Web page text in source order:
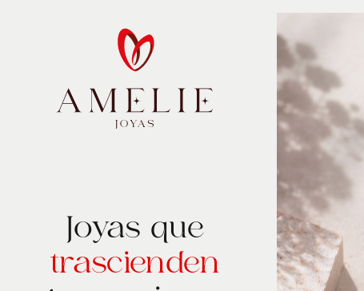
Joyas que
trascienden